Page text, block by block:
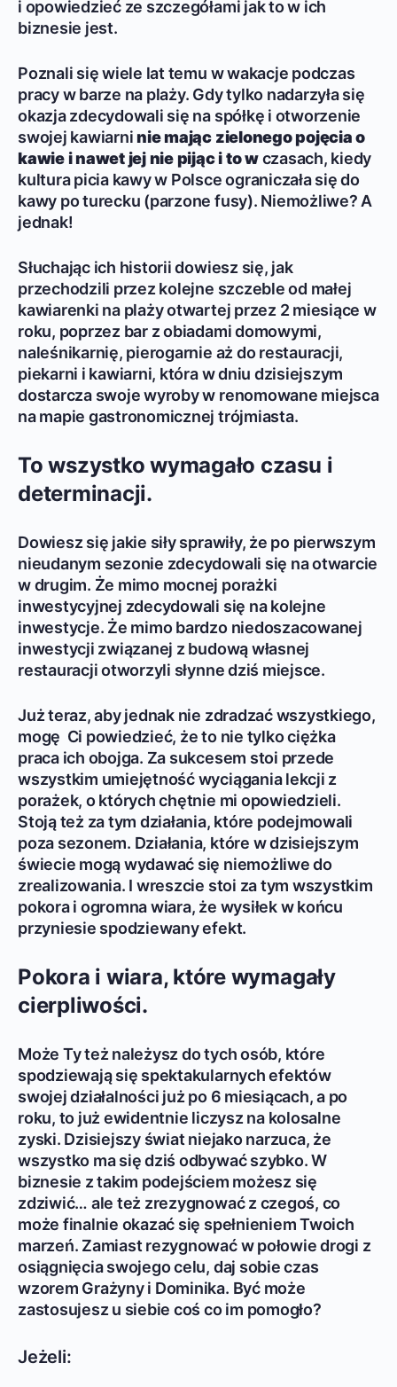
i opowiedzieć ze szczegółami jak to w ich
biznesie jest.
Poznali się wiele lat temu w wakacje podczas
pracy w barze na plaży. Gdy tylko nadarzyła się
okazja zdecydowali się na spółkę i otworzenie
swojej kawiarninie mając zielonego pojęcia o
kawie i nawet jej nie pijąc i to wczasach, kiedy
kultura picia kawy w Polsce ograniczała się do
kawy po turecku (parzone fusy). Niemożliwe? A
jednak!
Słuchając ich historii dowiesz się, jak
przechodzili przez kolejne szczeble od małej
kawiarenki na plaży otwartej przez 2 miesiące w
roku, poprzez bar z obiadami domowymi,
naleśnikarnię, pierogarnie aż do restauracji,
piekarni i kawiarni, która w dniu dzisiejszym
dostarcza swoje wyroby w renomowane miejsca
na mapie gastronomicznej trójmiasta.
To wszystko wymagało czasu i
determinacji.
Dowiesz się jakie siły sprawiły, że po pierwszym
nieudanym sezonie zdecydowali się na otwarcie
w drugim. Że mimo mocnej porażki
inwestycyjnej zdecydowali się na kolejne
inwestycje. Że mimo bardzo niedoszacowanej
inwestycji związanej z budową własnej
restauracji otworzyli słynne dziś miejsce.
Już teraz, aby jednak nie zdradzać wszystkiego,
mogę Ci powiedzieć, że to nie tylko ciężka
praca ich obojga. Za sukcesem stoi przede
wszystkim umiejętność wyciągania lekcji z
porażek, o których chętnie mi opowiedzieli.
Stoją też za tym działania, które podejmowali
poza sezonem. Działania, które w dzisiejszym
świecie mogą wydawać się niemożliwe do
zrealizowania. I wreszcie stoi za tym wszystkim
pokora i ogromna wiara, że wysiłek w końcu
przyniesie spodziewany efekt.
Pokora i wiara, które wymagały
cierpliwości.
Może Ty też należysz do tych osób, które
spodziewają się spektakularnych efektów
swojej działalności już po 6 miesiącach, a po
roku, to już ewidentnie liczysz na kolosalne
zyski. Dzisiejszy świat niejako narzuca, że
wszystko ma się dziś odbywać szybko. W
biznesie z takim podejściem możesz się
zdziwić… ale też zrezygnować z czegoś, co
może finalnie okazać się spełnieniem Twoich
marzeń. Zamiast rezygnować w połowie drogi z
osiągnięcia swojego celu, daj sobie czas
wzorem Grażyny i Dominika. Być może
zastosujesz u siebie coś co im pomogło?
Jeżeli: